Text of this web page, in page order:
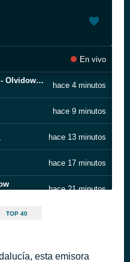
En vivo
Marcela Reyes Ft Ken Y - Olvidown - Video Oficial
hace 4 minutos
hace 9 minutos
hace 13 minutos
hace 17 minutos
hace 21 minutos
TOP 40
esta emisora